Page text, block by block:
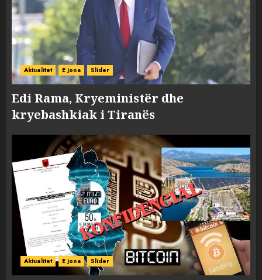
Aktualitet E jona Slider
Edi Rama, Kryeministër dhe
kryebashkiak i Tiranës
Aktualitet E jona Slider